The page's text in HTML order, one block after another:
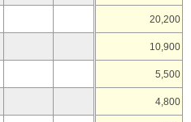
20,200
10,900
5,500
4,800